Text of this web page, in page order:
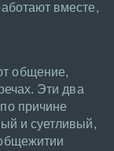
вместе,
общение,
Эти два
причине
и суетливый,